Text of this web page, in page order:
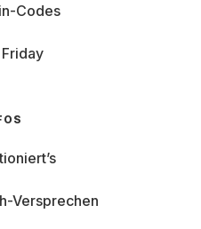
Codes
Versprechen